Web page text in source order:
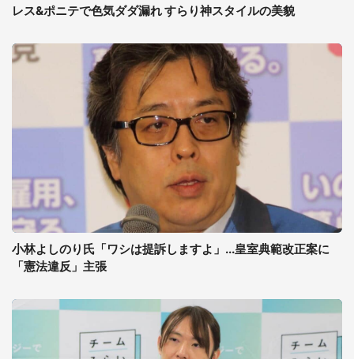
レス&ポニテで色気ダダ漏れ すらり神スタイルの美貌
小林よしのり氏「ワシは提訴しますよ」...皇室典範改正案に
「憲法違反」主張